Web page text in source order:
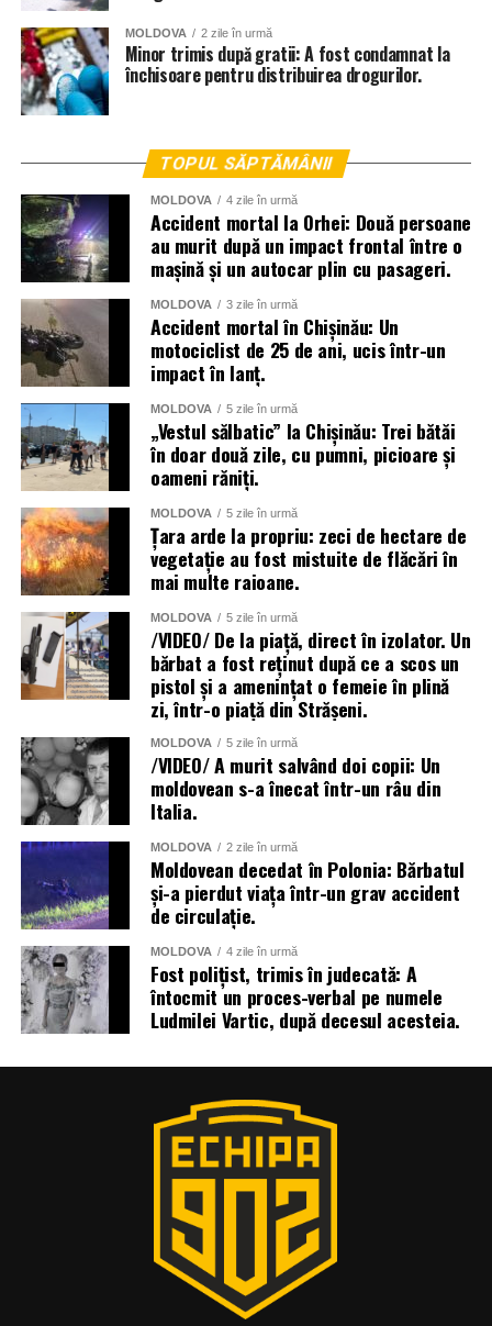
aproape două mii de angajați ai Ministerului Afacerilor
Interne, dar și toate serviciile specializate de nivel local,
raional și național.
Menționăm că meteorologii prognozează vreme instabilă
și pentru următoarele zile.
MOLDOVA 2 zile în urmă
Minor trimis după gratii: A fost condamnat la
închisoare pentru distribuirea drogurilor.
TOPUL SĂPTĂMÂNII
MOLDOVA 4 zile în urmă
Accident mortal la Orhei: Două persoane
au murit după un impact frontal între o
mașină și un autocar plin cu pasageri.
MOLDOVA 3 zile în urmă
Accident mortal în Chișinău: Un
motociclist de 25 de ani, ucis într-un
impact în lanț.
MOLDOVA 5 zile în urmă
„Vestul sălbatic” la Chișinău: Trei bătăi
în doar două zile, cu pumni, picioare și
oameni răniți.
MOLDOVA 5 zile în urmă
Țara arde la propriu: zeci de hectare de
vegetație au fost mistuite de flăcări în
mai multe raioane.
MOLDOVA 5 zile în urmă
/VIDEO/ De la piață, direct în izolator. Un
bărbat a fost reținut după ce a scos un
pistol și a amenințat o femeie în plină
zi, într-o piață din Strășeni.
MOLDOVA 5 zile în urmă
/VIDEO/ A murit salvând doi copii: Un
moldovean s-a înecat într-un râu din
Italia.
MOLDOVA 2 zile în urmă
Moldovean decedat în Polonia: Bărbatul
și-a pierdut viața într-un grav accident
de circulație.
MOLDOVA 4 zile în urmă
Fost polițist, trimis în judecată: A
întocmit un proces-verbal pe numele
Ludmilei Vartic, după decesul acesteia.